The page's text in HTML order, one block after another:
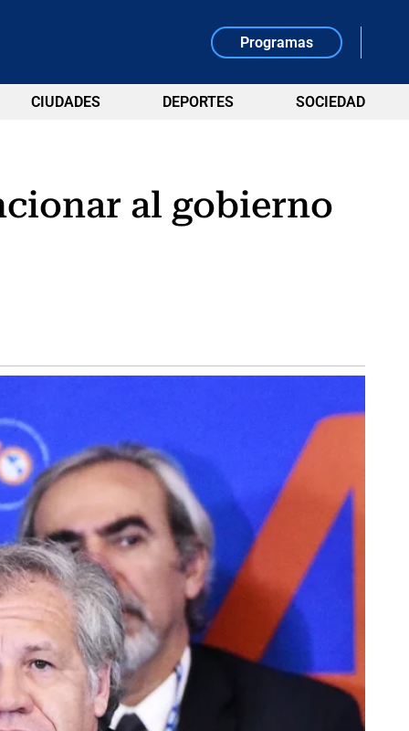
Programas
CIUDADES DEPORTES SOCIEDAD
al gobierno